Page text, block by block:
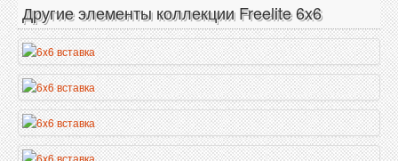
Другие элементы коллекции Freelite 6x6